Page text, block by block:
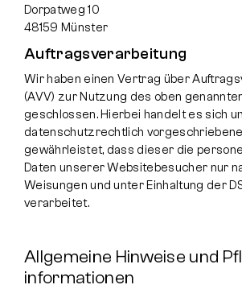
Dorpatweg 10
48159 Münster
Auftragsverarbeitung
Wir haben einen Vertrag über
(AVV) zur Nutzung des oben
geschlossen. Hierbei handelt es sich
datenschutzrechtlich
gewährleistet, dass dieser die
Daten unserer Websitebesucher nur
Weisungen und unter Einhaltung der
verarbeitet.
Allgemeine Hinweise und
informationen